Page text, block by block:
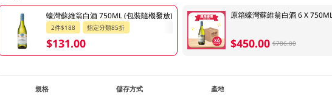
蠔灣蘇維翁白酒 750ML (包裝隨機發放)
2件$188 指定分類85折
$131.00
原箱蠔灣蘇維翁白酒 6 X 750ML
$450.00 $786.00
規格
儲存方式
產地